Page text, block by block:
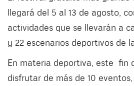
llegará del 5 al 13 de agosto,
actividades que se llevarán a
y 22 escenarios deportivos de
En materia deportiva, este fin
disfrutar de más de 10